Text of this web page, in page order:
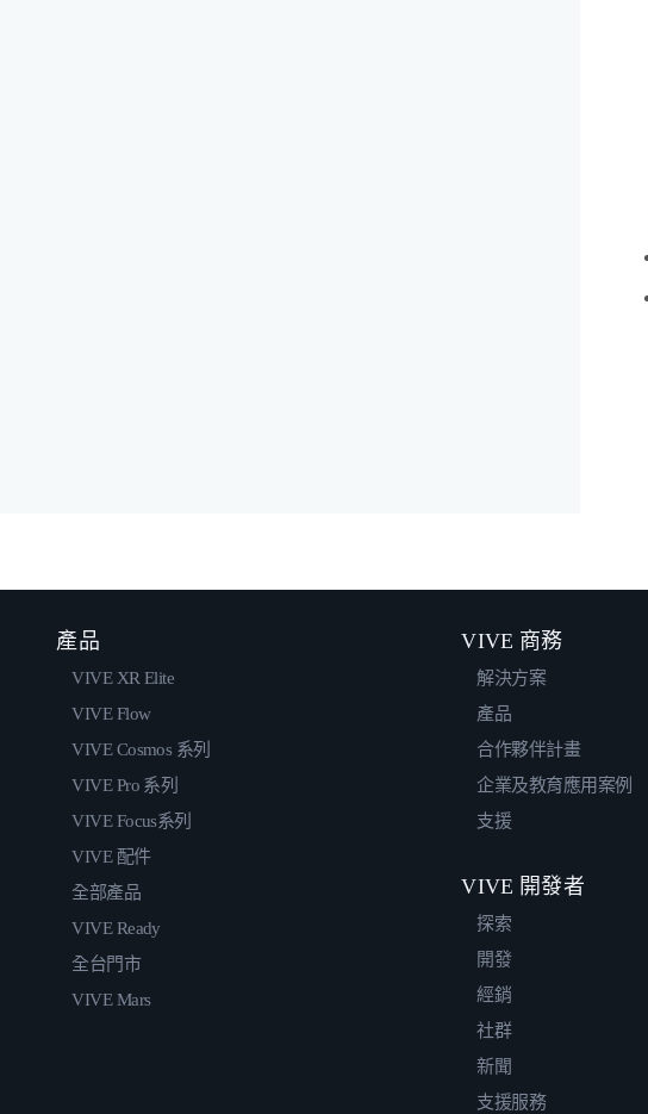
產品
VIVE XR Elite
VIVE Flow
VIVE Cosmos 系列
VIVE Pro 系列
VIVE Focus系列
VIVE 配件
全部產品
VIVE Ready
全台門市
VIVE Mars
VIVE 商務
解決方案
產品
合作夥伴計畫
企業及教育應用案例
支援
VIVE 開發者
探索
開發
經銷
社群
新聞
支援服務